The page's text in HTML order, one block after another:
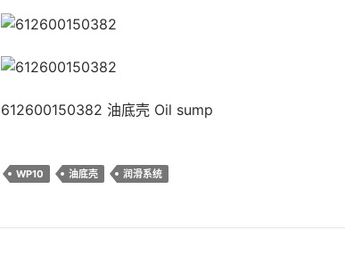
612600150382 油底壳 Oil sump
WP10 油底壳 润滑系统